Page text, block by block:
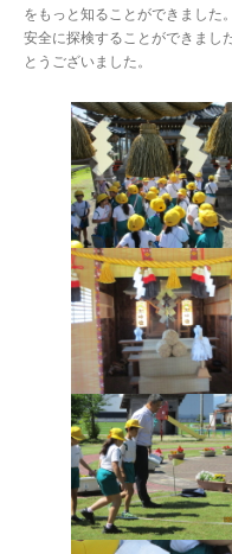
をもっと知ることができました
安全に探検することができまし
とうございました。